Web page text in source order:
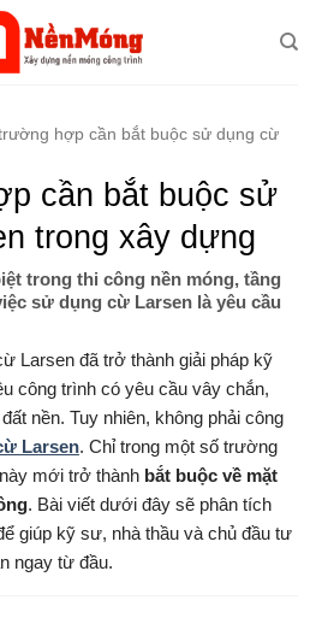
hợp cần bắt buộc sử dụng cừ
cần bắt buộc sử
trong xây dựng
trong thi công nền móng, tầng
sử dụng cừ Larsen là yêu cầu
Larsen đã trở thành giải pháp kỹ
công trình có yêu cầu vây chắn,
nền. Tuy nhiên, không phải công
Larsen. Chỉ trong một số trường
mới trở thành bắt buộc về mặt
. Bài viết dưới đây sẽ phân tích
giúp kỹ sư, nhà thầu và chủ đầu tư
ngay từ đầu.